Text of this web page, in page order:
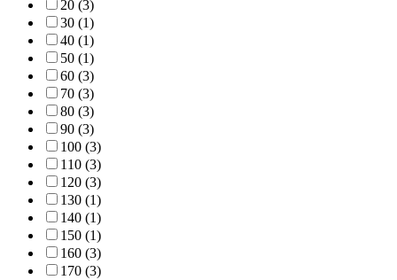
20 (3)
30 (1)
40 (1)
50 (1)
60 (3)
70 (3)
80 (3)
90 (3)
100 (3)
110 (3)
120 (3)
130 (1)
140 (1)
150 (1)
160 (3)
170 (3)